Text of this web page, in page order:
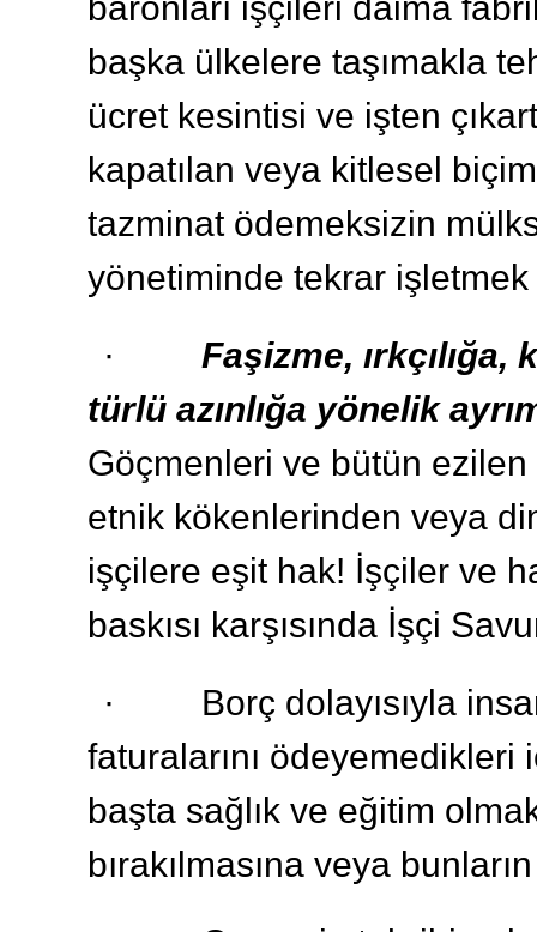
başka ülkelere taşımakla
ücret kesintisi ve işten
kapatılan veya kitlesel
tazminat ödemeksizin
yönetiminde tekrar işletmek
· Faşizme, ırkçılığa,
türlü azınlığa yönelik
Göçmenleri ve bütün
etnik kökenlerinden veya
işçilere eşit hak! İşçiler ve
baskısı karşısında İşçi
· Borç dolayısıyla
faturalarını ödeyemedikleri
başta sağlık ve eğitim
bırakılmasına veya